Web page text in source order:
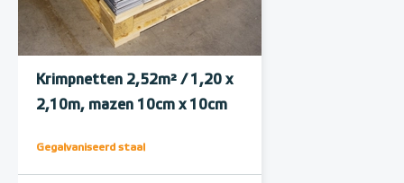
Krimpnetten 2,52m² / 1,20 x
2,10m, mazen 10cm x 10cm
Gegalvaniseerd staal